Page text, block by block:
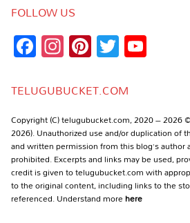
FOLLOW US
Facebook
Instagram
Pinterest
Twitter
TELUGUBUCKET.COM
Copyright (C) telugubucket.com, 2020 – 2026
2026). Unauthorized use and/or duplication of
and written permission from this blog’s author
prohibited. Excerpts and links may be used,
credit is given to telugubucket.com with
to the original content, including links to the
referenced. Understand morehere